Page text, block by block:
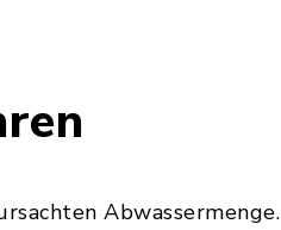
Abwassermenge.